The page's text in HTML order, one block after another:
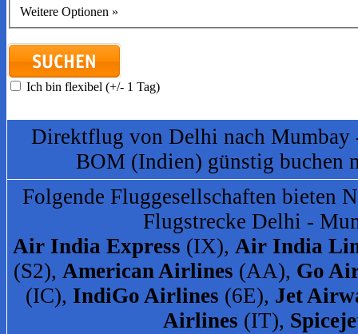
Weitere Optionen »
Ich bin flexibel (+/- 1 Tag)
Direktflug von Delhi nach Mumbay
BOM (Indien) günstig buchen
Folgende Fluggesellschaften bieten
Flugstrecke Delhi -
Air India Express (IX), Air India
(S2), American Airlines (AA), Go
(IC), IndiGo Airlines (6E), Jet
Airlines (IT),